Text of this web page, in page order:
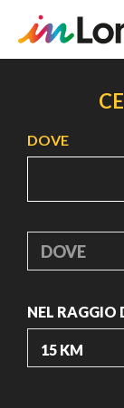
principale
DOVE
DOVE
NEL RAGGIO